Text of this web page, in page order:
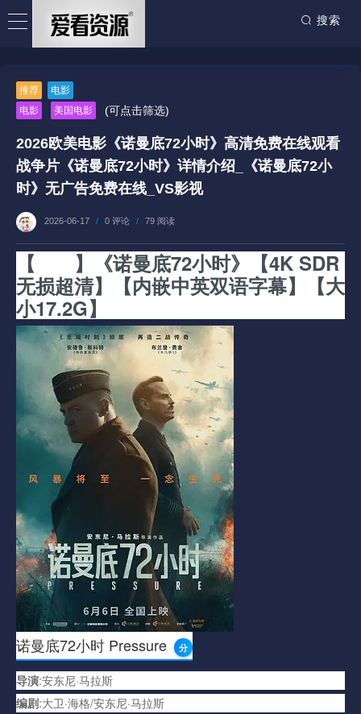
搜索
推荐
电影
电影
美国电影 (可点击筛选)
2026欧美电影《诺曼底72小时》高清免费在线观看
战争片《诺曼底72小时》详情介绍_《诺曼底72小
时》无广告免费在线_VS影视
2026-06-17 / 0 评论 / 79 阅读
【
】《诺曼底72小时》【4K SDR
无损超清】【内嵌中英双语字幕】【大
小17.2G】
诺曼底72小时 Pressure 分
导演:安东尼·马拉斯
编剧:大卫·海格/安东尼·马拉斯